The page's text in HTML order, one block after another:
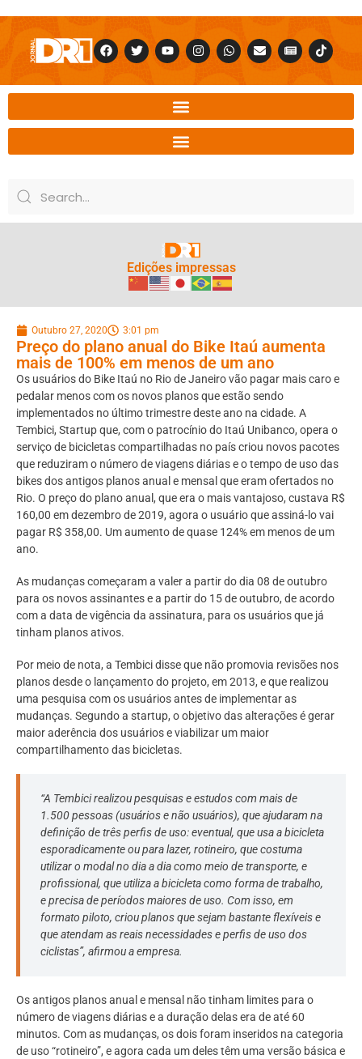
Edições impressas
Outubro 27, 2020 3:01 pm
Preço do plano anual do Bike Itaú aumenta
mais de 100% em menos de um ano
Os usuários do Bike Itaú no Rio de Janeiro vão pagar mais caro e
pedalar menos com os novos planos que estão sendo
implementados no último trimestre deste ano na cidade. A
Tembici, Startup que, com o patrocínio do Itaú Unibanco, opera o
serviço de bicicletas compartilhadas no país criou novos pacotes
que reduziram o número de viagens diárias e o tempo de uso das
bikes dos antigos planos anual e mensal que eram ofertados no
Rio. O preço do plano anual, que era o mais vantajoso, custava R$
160,00 em dezembro de 2019, agora o usuário que assiná-lo vai
pagar R$ 358,00. Um aumento de quase 124% em menos de um
ano.
As mudanças começaram a valer a partir do dia 08 de outubro
para os novos assinantes e a partir do 15 de outubro, de acordo
com a data de vigência da assinatura, para os usuários que já
tinham planos ativos.
Por meio de nota, a Tembici disse que não promovia revisões nos
planos desde o lançamento do projeto, em 2013, e que realizou
uma pesquisa com os usuários antes de implementar as
mudanças. Segundo a startup, o objetivo das alterações é gerar
maior aderência dos usuários e viabilizar um maior
compartilhamento das bicicletas.
“A Tembici realizou pesquisas e estudos com mais de
1.500 pessoas (usuários e não usuários), que ajudaram na
definição de três perfis de uso: eventual, que usa a bicicleta
esporadicamente ou para lazer, rotineiro, que costuma
utilizar o modal no dia a dia como meio de transporte, e
profissional, que utiliza a bicicleta como forma de trabalho,
e precisa de períodos maiores de uso. Com isso, em
formato piloto, criou planos que sejam bastante flexíveis e
que atendam as reais necessidades e perfis de uso dos
ciclistas”, afirmou a empresa.
Os antigos planos anual e mensal não tinham limites para o
número de viagens diárias e a duração delas era de até 60
minutos. Com as mudanças, os dois foram inseridos na categoria
de uso “rotineiro”, e agora cada um deles têm uma versão básica e